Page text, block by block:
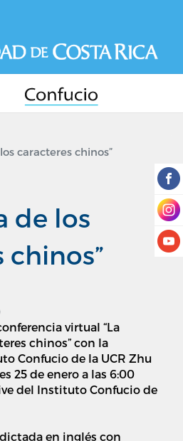
到
内
容
caracteres chinos”
de los
chinos”
virtual “La
chinos” con la
Confucio de la UCR Zhu
25 de enero a las 6:00
del Instituto Confucio de
en inglés con